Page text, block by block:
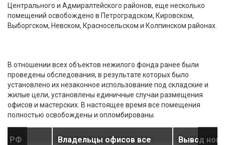
Центрального и Адмиралтейского районов, еще несколько
помещений освобождено в Петроградском, Кировском,
Выборгском, Невском, Красносельском и Колпинском районах.
В отношении всех объектов нежилого фонда ранее были
проведены обследования, в результате которых было
установлено их незаконное использование под складские и
жилые цели, установлены единичные случаи размещения
офисов и мастерских. В настоящее время все помещения
полностью освобождены и опломбированы.
РФ
Владельцы офисов все
Вывод